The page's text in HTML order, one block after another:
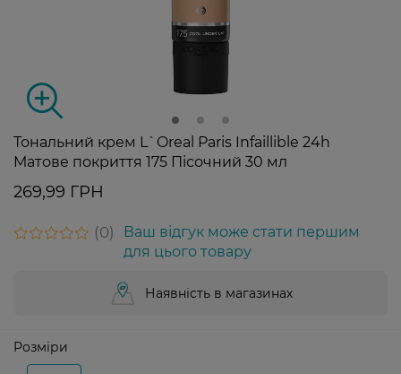
Тональний крем L`Oreal Paris Infaillible 24h
Матове покриття 175 Пісочний 30 мл
269,99 ГРН
0
Ваш відгук може стати першим
для цього товару
Наявність в магазинах
Розміри